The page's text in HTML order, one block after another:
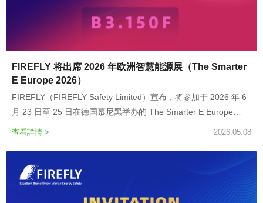
FIREFLY 将出席 2026 年欧洲智慧能源展（The Smarter
E Europe 2026）
FIREFLY（FIREFLY Safety Limited）宣布，将参加于 2026 年 6
月 23 日至 25 日在德国慕尼黑举办的 The Smarter E Europe
2026（欧洲智慧能源展）。该展会是全球能源行业最具影响力的
查看詳情 > 2026.05.08